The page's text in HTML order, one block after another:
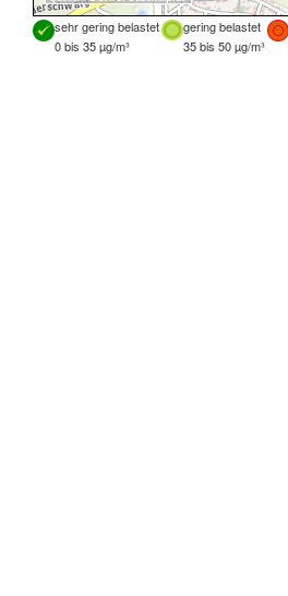
sehr gering belastet gering belastet
0 bis 35 µg/m³
35 bis 50 µg/m³